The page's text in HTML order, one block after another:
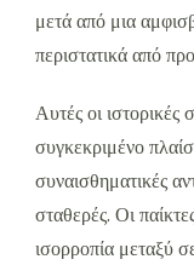
μετά από μια
περιστατικά από
Αυτές οι ιστορικές
συγκεκριμένο
συναισθηματικές
σταθερές. Οι
ισορροπία μεταξύ